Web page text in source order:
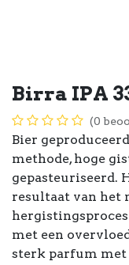
Birra IPA
(0
Bier
methode, hoge
gepasteuriseerd.
resultaat van
met een
sterk parfum